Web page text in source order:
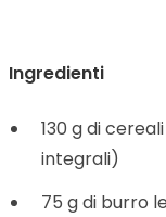
Ingredienti
130 g di
integrali)
75 g di burro